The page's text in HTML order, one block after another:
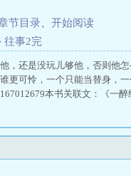
节目录
开始阅读
往事2完
，还是没玩儿够他，否则他怎
可怜，一个只能当替身，一
本书关联文：《一